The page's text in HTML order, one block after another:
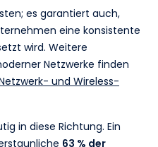
es garantiert auch,
eine konsistente
wird. Weitere
Netzwerke finden
und Wireless-
in diese Richtung. Ein
63 % der